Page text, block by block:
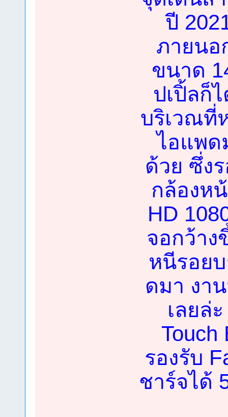
ปี
ภายนอ
ขนาด
ปเปิ้ลก็
บริเวณที่
ไอแพด
ด้วย ซึ่ง
กล้องห
HD
จอกว้า
หนีรอย
ดมา งา
เลยล่
Touch
รองรับ
ชาร์จได้